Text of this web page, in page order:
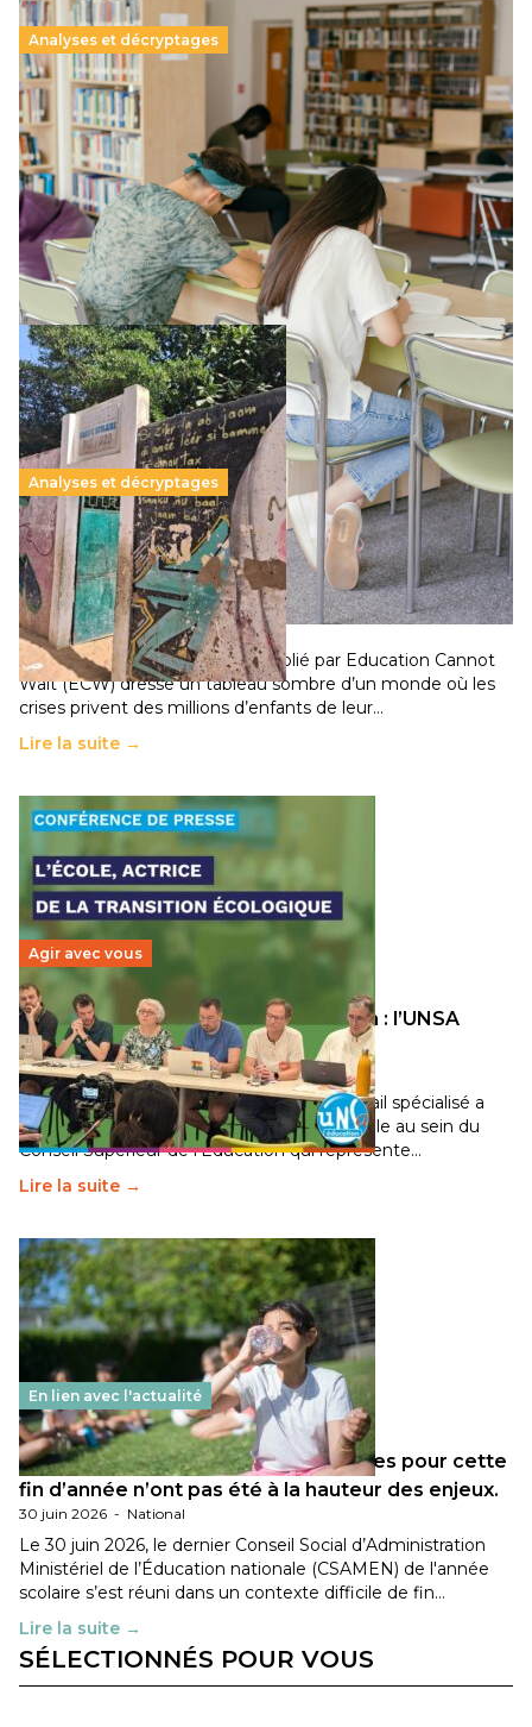
Analyses et décryptages
Supérieur privé : une dérive qui met à mal la
promesse républicaine
11 juillet 2026-
Le projet de loi sur la régulation de l’enseignement
supérieur privé met en lumière l’amplification d’un système
qui relègue l’acte pédagogique au superfétatoire, voire à…
Lire la suite →
Analyses et décryptages
258 millions d’enfants victimes de la guerre, des
chocs climatiques et des déplacements de
population
11 juillet 2026- National
Un nouveau rapport mondial publié par Education Cannot
Wait (ECW) dresse un tableau sombre d’un monde où les
crises privent des millions d’enfants de leur…
Lire la suite →
Agir avec vous
Transition écologique de l’éducation : l’UNSA
Éducation fait bouger les lignes
30 juin 2026-National
Pendant plusieurs mois, un groupe de travail spécialisé a
travaillé sur la transition écologique de l’Ecole au sein du
Conseil Supérieur de l’Éducation qui représente…
Lire la suite →
En lien avec l'actualité
Les décisions ministérielles attendues pour cette
fin d’année n’ont pas été à la hauteur des enjeux.
30 juin 2026 - National
Le 30 juin 2026, le dernier Conseil Social d’Administration
Ministériel de l’Éducation nationale (CSAMEN) de l'année
scolaire s’est réuni dans un contexte difficile de fin…
Lire la suite →
SÉLECTIONNÉS POUR VOUS